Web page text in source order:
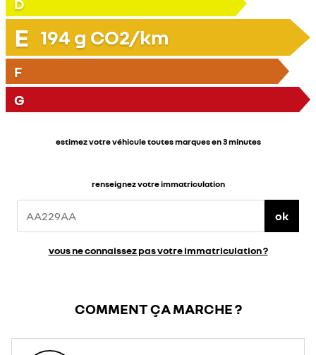
D
E 194 g CO2/km
F
G
estimez votre véhicule toutes marques en 3 minutes
renseignez votre immatriculation
ok
vous ne connaissez pas votre immatriculation ?
COMMENT ÇA MARCHE ?